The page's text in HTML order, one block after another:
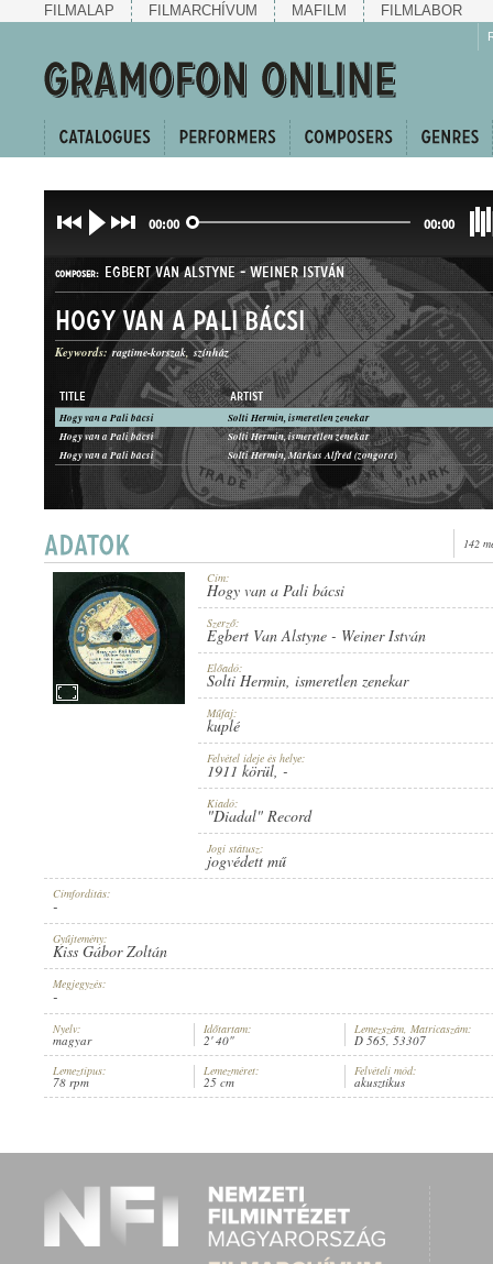
FILMALAP FILMARCHÍVUM MAFILM FILMLABOR
00:00 00:00
ARTIST: SOLTI HERMIN,ISMERETLEN ZENEKAR
COMPOSER: EGBERT VAN ALSTYNE-WEINER ISTVÁN
GENRE: KUPLÉ
PUBLICATION: 1911 KÖRÜL
"DIADAL" RECORD
RECORD NUMBER:
Hogy van a Pali bácsi
Keywords: ragtime-korszak színház
TITLE ARTIST
Hogy van a Pali bácsi
Solti Hermin, ismeretlen zenekar
Hogy van a Pali bácsi
Solti Hermin, ismeretlen zenekar
Hogy van a Pali bácsi
Solti Hermin, Márkus Alfréd (zongora)
142
Cím:
Hogy van a Pali bácsi
Szerző:
Egbert Van Alstyne - Weiner István
Előadó:
Solti Hermin, ismeretlen zenekar
Műfaj:
kuplé
Felvétel ideje és helye:
1911 körül, -
Kiadó:
"Diadal" Record
Jogi státusz:
jogvédett mű
Címfordítás:
-
Gyűjtemény:
Kiss Gábor Zoltán
Megjegyzés:
-
Nyelv:
magyar
Időtartam:
2' 40"
Lemezszám, Matricaszám:
D 565, 53307
Lemeztípus:
78 rpm
Lemezméret:
25 cm
Felvételi mód:
akusztikus